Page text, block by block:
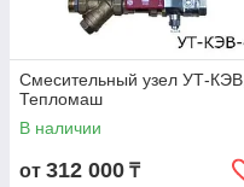
Смесительный узел УТ-КЭВ,
Тепломаш
В наличии
от 312 000 ₸